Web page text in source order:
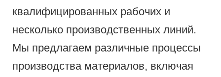
квалифицированных рабочих и
несколько производственных линий.
Мы предлагаем различные процессы
производства материалов, включая